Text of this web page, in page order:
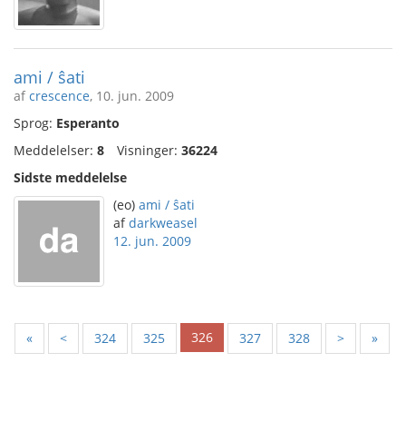
ami / ŝati
afcrescence, 10. jun. 2009
Sprog: Esperanto
Meddelelser: 8 Visninger: 36224
Sidste meddelelse
(eo) ami / ŝati
afdarkweasel
12. jun. 2009
« < 324 325 326 327 328 > »